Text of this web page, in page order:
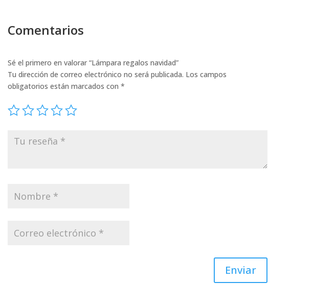
Comentarios
Sé el primero en valorar “Lámpara regalos navidad”
Tu dirección de correo electrónico no será publicada. Los campos
obligatorios están marcados con *
Enviar